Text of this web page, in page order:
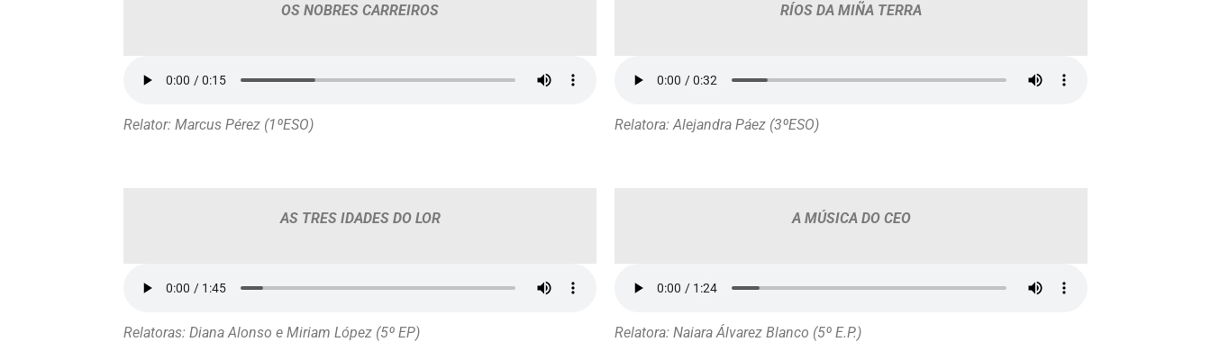
OS NOBRES CARREIROS
Relator: Marcus Pérez (1ºESO)
RÍOS DA MIÑA TERRA
Relatora: Alejandra Páez (3ºESO)
AS TRES IDADES DO LOR
Relatoras: Diana Alonso e Miriam López (5º EP)
A MÚSICA DO CEO
Relatora: Naiara Álvarez Blanco (5º E.P.)